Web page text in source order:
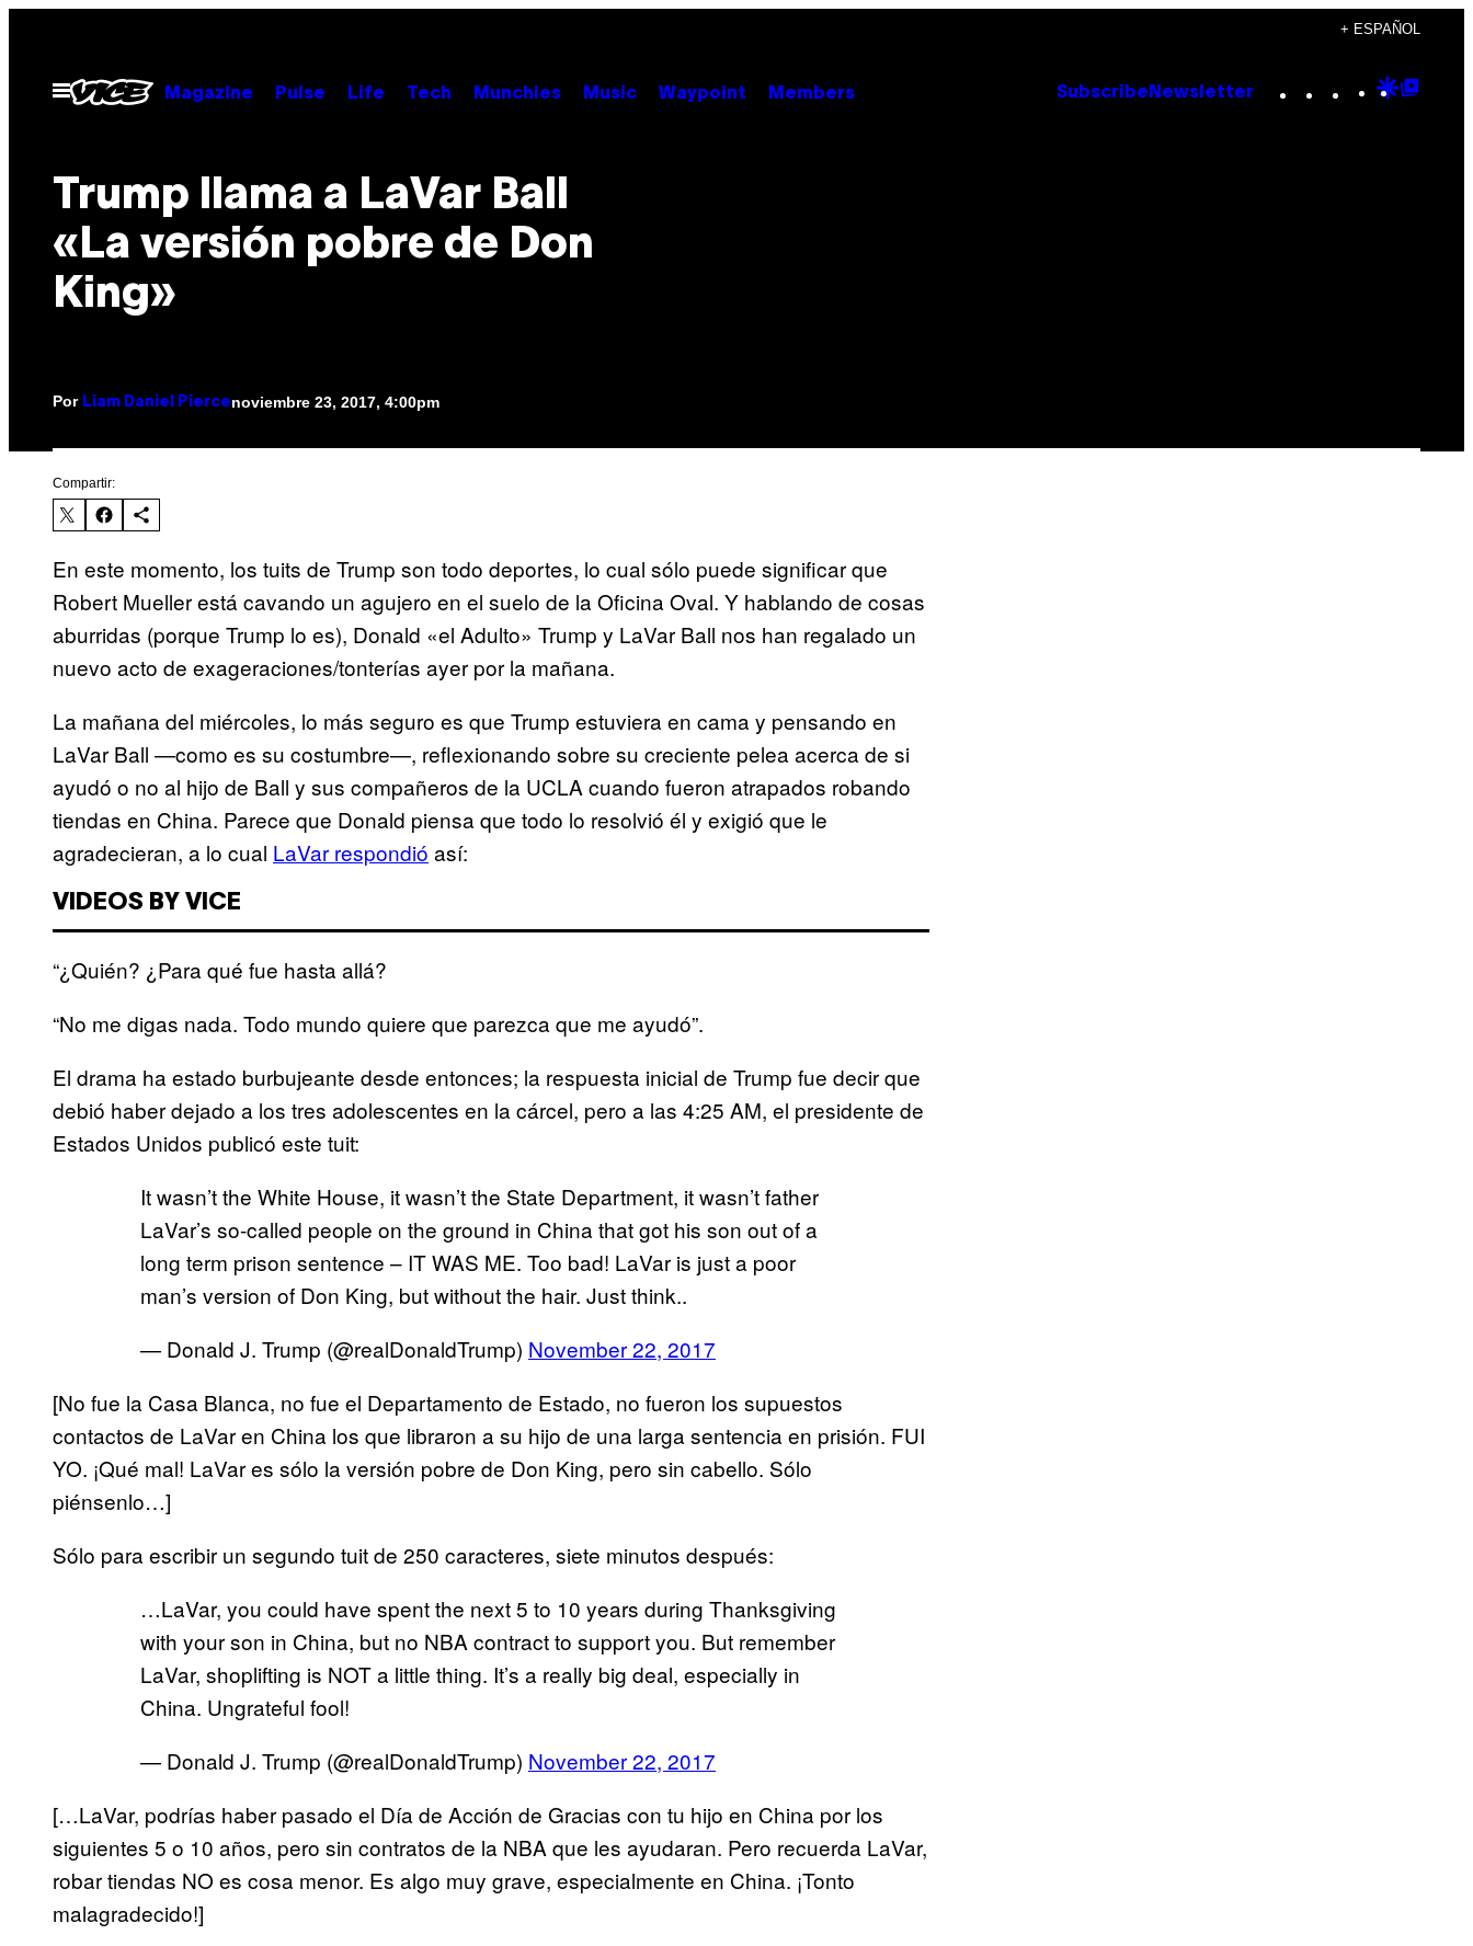
contenido
+ ESPAÑOL
Abrir
Menú
Magazine Pulse Life Tech Munchies Music Waypoint Members Subscribe Newsletter Instagram
TikTok
YouTube
Google
Trump llama a LaVar Ball
«La versión pobre de Don
King»
Por Liam Daniel Piercenoviembre 23, 2017, 4:00pm
Compartir:
En este momento, los tuits de Trump son todo deportes, lo cual sólo puede significar que
Robert Mueller está cavando un agujero en el suelo de la Oficina Oval. Y hablando de cosas
aburridas (porque Trump lo es), Donald «el Adulto» Trump y LaVar Ball nos han regalado un
nuevo acto de exageraciones/tonterías ayer por la mañana.
La mañana del miércoles, lo más seguro es que Trump estuviera en cama y pensando en
LaVar Ball —como es su costumbre—, reflexionando sobre su creciente pelea acerca de si
ayudó o no al hijo de Ball y sus compañeros de la UCLA cuando fueron atrapados robando
tiendas en China. Parece que Donald piensa que todo lo resolvió él y exigió que le
agradecieran, a lo cual LaVar respondió así:
VIDEOS BY VICE
“¿Quién? ¿Para qué fue hasta allá?
“No me digas nada. Todo mundo quiere que parezca que me ayudó”.
El drama ha estado burbujeante desde entonces; la respuesta inicial de Trump fue decir que
debió haber dejado a los tres adolescentes en la cárcel, pero a las 4:25 AM, el presidente de
Estados Unidos publicó este tuit:
It wasn’t the White House, it wasn’t the State Department, it wasn’t father
LaVar’s so-called people on the ground in China that got his son out of a
long term prison sentence – IT WAS ME. Too bad! LaVar is just a poor
man’s version of Don King, but without the hair. Just think..
— Donald J. Trump (@realDonaldTrump) November 22, 2017
[No fue la Casa Blanca, no fue el Departamento de Estado, no fueron los supuestos
contactos de LaVar en China los que libraron a su hijo de una larga sentencia en prisión. FUI
YO. ¡Qué mal! LaVar es sólo la versión pobre de Don King, pero sin cabello. Sólo
piénsenlo…]
Sólo para escribir un segundo tuit de 250 caracteres, siete minutos después:
…LaVar, you could have spent the next 5 to 10 years during Thanksgiving
with your son in China, but no NBA contract to support you. But remember
LaVar, shoplifting is NOT a little thing. It’s a really big deal, especially in
China. Ungrateful fool!
— Donald J. Trump (@realDonaldTrump) November 22, 2017
[…LaVar, podrías haber pasado el Día de Acción de Gracias con tu hijo en China por los
siguientes 5 o 10 años, pero sin contratos de la NBA que les ayudaran. Pero recuerda LaVar,
robar tiendas NO es cosa menor. Es algo muy grave, especialmente en China. ¡Tonto
malagradecido!]